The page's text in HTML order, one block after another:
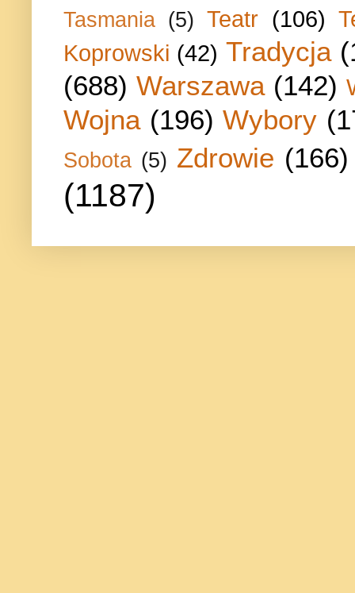
Tasmania (5) Teatr (106)
Koprowski (42) Tradycja
(688) Warszawa (142)
Wojna (196) Wybory
Sobota (5) Zdrowie (166)
(1187)